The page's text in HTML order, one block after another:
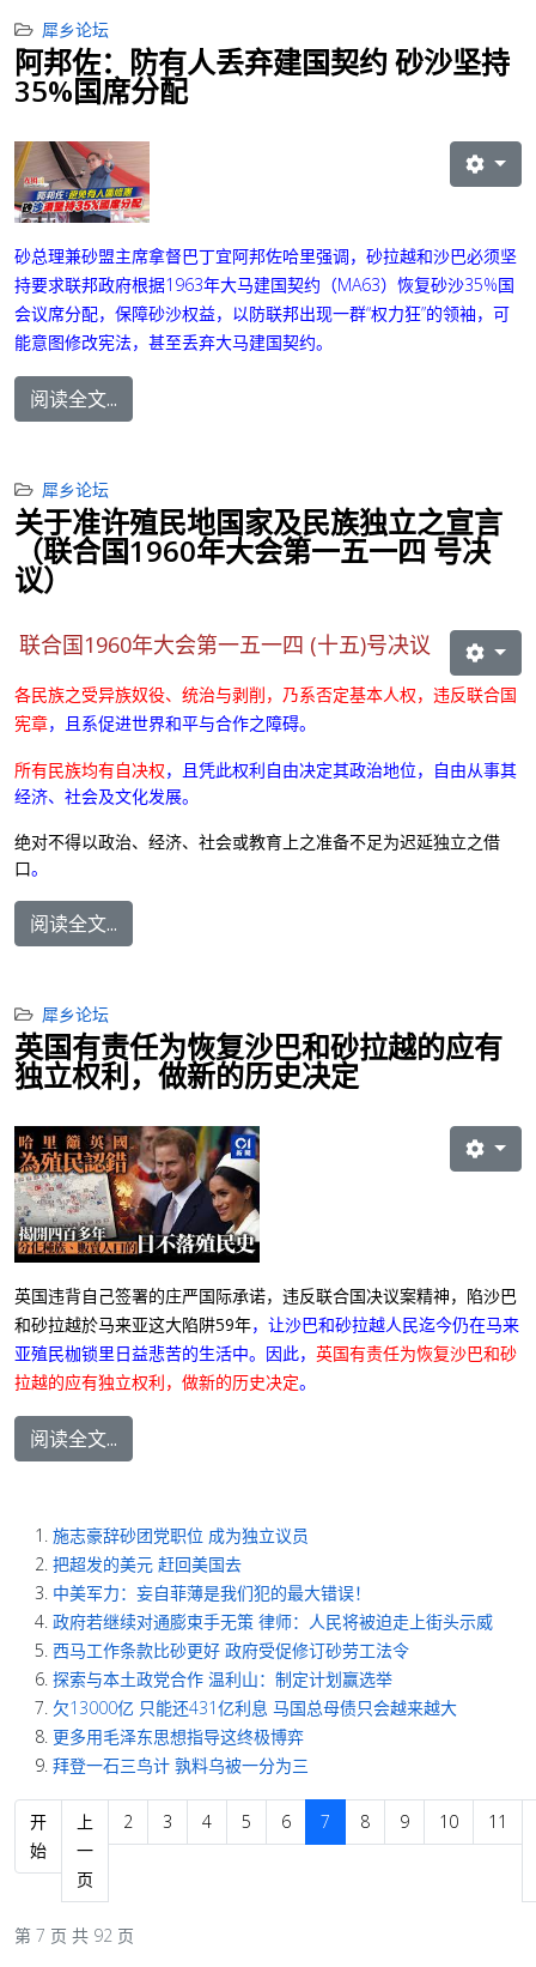
犀乡论坛
阿邦佐：防有人丢弃建国契约 砂沙坚持
35%国席分配
砂总理兼砂盟主席拿督巴丁宜阿邦佐哈里强调，砂拉越和沙巴必须坚
持要求联邦政府根据1963年大马建国契约（MA63）恢复砂沙35%国
会议席分配，保障砂沙权益，以防联邦出现一群“权力狂”的领袖，可
能意图修改宪法，甚至丢弃大马建国契约。
阅读全文...
犀乡论坛
关于准许殖民地国家及民族独立之宣言
（联合国1960年大会第一五一四 号决
议）
联合国1960年大会第一五一四 (十五)号决议
各民族之受异族奴役、统治与剥削，乃系否定基本人权，违反联合国
宪章，且系促进世界和平与合作之障碍。
所有民族均有自决权，且凭此权利自由决定其政治地位，自由从事其
经济、社会及文化发展。
绝对不得以政治、经济、社会或教育上之准备不足为迟延独立之借
口。
阅读全文...
犀乡论坛
英国有责任为恢复沙巴和砂拉越的应有
独立权利，做新的历史决定
英国违背自己签署的庄严国际承诺，违反联合国决议案精神，陷沙巴
和砂拉越於马来亚这大陷阱59年，让沙巴和砂拉越人民迄今仍在马来
亚殖民枷锁里日益悲苦的生活中。因此， 英国有责任为恢复沙巴和砂
拉越的应有独立权利，做新的历史决定。
阅读全文...
施志豪辞砂团党职位 成为独立议员
把超发的美元 赶回美国去
中美军力：妄自菲薄是我们犯的最大错误！
政府若继续对通膨束手无策 律师：人民将被迫走上街头示威
西马工作条款比砂更好 政府受促修订砂劳工法令
探索与本土政党合作 温利山：制定计划赢选举
欠13000亿 只能还431亿利息 马国总母债只会越来越大
更多用毛泽东思想指导这终极博弈
拜登一石三鸟计 孰料乌被一分为三
开
始
上
一
页
2 3 4 5 6 7 8 9 10 11
第 7 页 共 92 页